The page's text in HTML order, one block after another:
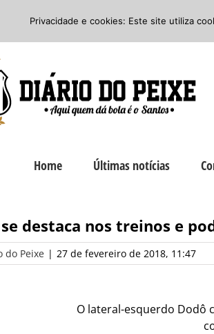
Facebook
Instagram
Home Últimas notícias
destaca nos treinos e
do Peixe | 27 de fevereiro de 2018, 11:47
O lateral-esquerdo Dodô
Privacidade e cookies: Este site utiliza